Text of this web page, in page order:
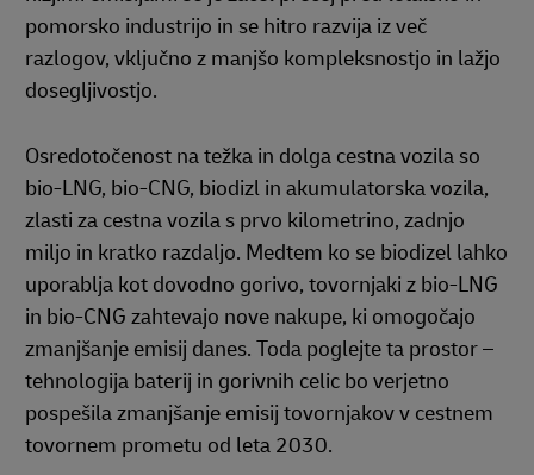
pomorsko industrijo in se hitro razvija iz več
razlogov, vključno z manjšo kompleksnostjo in lažjo
dosegljivostjo.
Osredotočenost na težka in dolga cestna vozila so
bio-LNG, bio-CNG, biodizl in akumulatorska vozila,
zlasti za cestna vozila s prvo kilometrino, zadnjo
miljo in kratko razdaljo. Medtem ko se biodizel lahko
uporablja kot dovodno gorivo, tovornjaki z bio-LNG
in bio-CNG zahtevajo nove nakupe, ki omogočajo
zmanjšanje emisij danes. Toda poglejte ta prostor –
tehnologija baterij in gorivnih celic bo verjetno
pospešila zmanjšanje emisij tovornjakov v cestnem
tovornem prometu od leta 2030.